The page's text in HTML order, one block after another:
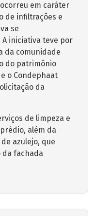
em caráter
de infiltrações e
se
iniciativa teve por
da comunidade
do patrimônio
o Condephaat
da
de limpeza e
além da
azulejo, que
da fachada